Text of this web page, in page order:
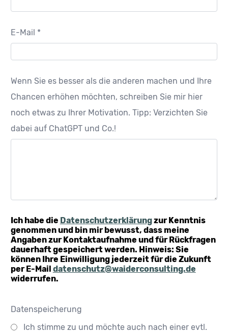
E-Mail *
Wenn Sie es besser als die anderen machen und Ihre
Chancen erhöhen möchten, schreiben Sie mir hier
noch etwas zu Ihrer Motivation. Tipp: Verzichten Sie
dabei auf ChatGPT und Co.!
Ich habe die Datenschutzerklärungzur Kenntnis
genommen und bin mir bewusst, dass meine
Angaben zur Kontaktaufnahme und für Rückfragen
dauerhaft gespeichert werden. Hinweis: Sie
können Ihre Einwilligung jederzeit für die Zukunft
per E-Mail datenschutz@waiderconsulting.de
widerrufen.
Datenspeicherung
Ich stimme zu und möchte auch nach einer evtl.